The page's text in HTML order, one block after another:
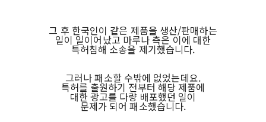
그 후 한국인이 같은 제품을 생산/판매하는
일이 일이어났고 마루나 측은 이에 대한
특허침해 소송을 제기했습니다.
그러나 패소할 수밖에 없었는데요.
특허를 출원하기 전부터 해당 제품에
대한 광고를 다량 배포했던 일이
문제가 되어 패소했습니다.